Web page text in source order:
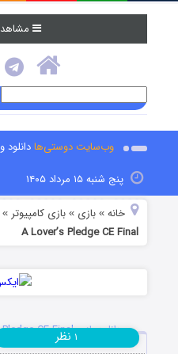
وب‌سایت دوستی‌هادانلود
پنج شنبه ۱۵ مرداد ۱۴۰۵
خانه »بازی »بازی کامپیوتر
A Lover’s Pledge CE Final
دانلود بازی Danse Macabre 9: A Lover’s Pledge CE Final
۱ نظر